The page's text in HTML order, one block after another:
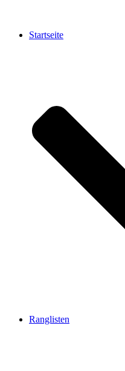
Startseite
Ranglisten